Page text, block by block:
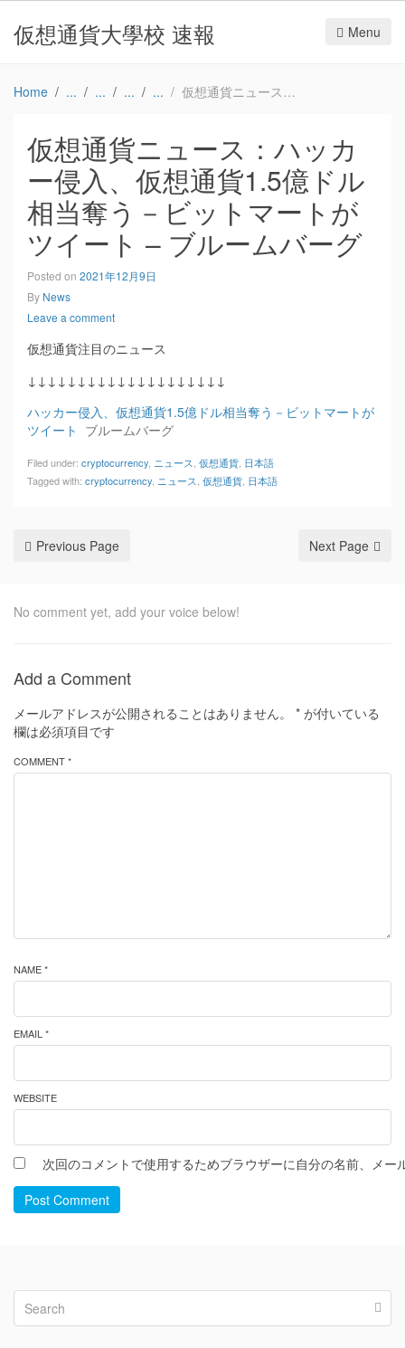
仮想通貨大學校 速報 Menu
Home 仮想通貨ニュース：ハッカー侵入、仮想通貨1.5億ドル相当奪う－ビットマートがツイート – ブルームバーグ
仮想通貨ニュース：ハッカ
ー侵入、仮想通貨1.5億ドル
相当奪う－ビットマートが
ツイート – ブルームバーグ
Posted on 2021年12月9日
By News
Leave a comment
仮想通貨注目のニュース
↓↓↓↓↓↓↓↓↓↓↓↓↓↓↓↓↓↓↓↓
ハッカー侵入、仮想通貨1.5億ドル相当奪う－ビットマートが
ツイート ブルームバーグ
Filed under: cryptocurrency ニュース 仮想通貨 日本語
Tagged with: cryptocurrency ニュース 仮想通貨 日本語
Previous Page Next Page
No comment yet, add your voice below!
Add a Comment
メールアドレスが公開されることはありません。 * が付いている
欄は必須項目です
COMMENT *
NAME *
EMAIL *
WEBSITE
次回のコメントで使用するためブラウザーに自分の名前、メー
Post Comment